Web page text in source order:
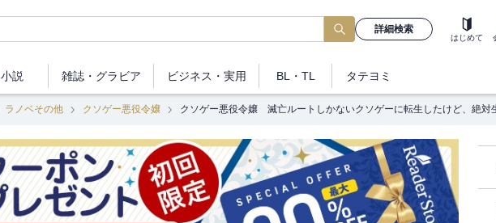
詳細検索
はじめて
小説 雑誌・ グラビア ビジネス ・実用 BL・TL タテヨミ
ラノベその他 クソゲー悪役令嬢 クソゲー悪役令嬢 滅亡ルートしかないクソゲーに転生したけど、絶対